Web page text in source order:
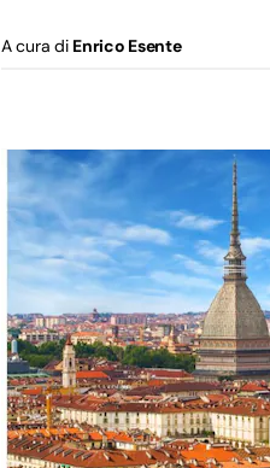
A cura di Enrico Esente